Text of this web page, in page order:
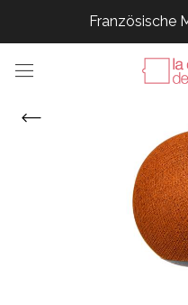
Französische
Französische
Französische